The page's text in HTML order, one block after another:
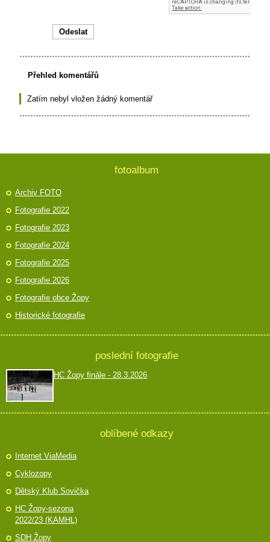
Přehled komentářů
Zatím nebyl vložen žádný komentář
fotoalbum
Archiv FOTO
Fotografie 2022
Fotografie 2023
Fotografie 2024
Fotografie 2025
Fotografie 2026
Fotografie obce Žopy
Historické fotografie
poslední fotografie
HC Žopy finále - 28.3.2026
oblíbené odkazy
Internet ViaMedia
Cyklozopy
Dětský Klub Sovička
HC Žopy-sezona
2022/23 (KAMHL)
SDH Žopy